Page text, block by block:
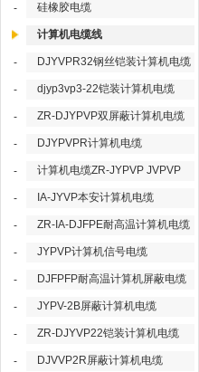
- 硅橡胶电缆
计算机电缆线
- DJYVPR32钢丝铠装计算机电缆
- djyp3vp3-22铠装计算机电缆
- ZR-DJYPVP双屏蔽计算机电缆
- DJYPVPR计算机电缆
- 计算机电缆ZR-JYPVP JVPVP
- IA-JYVP本安计算机电缆
- ZR-IA-DJFPE耐高温计算机电缆
- JYPVP计算机信号电缆
- DJFPFP耐高温计算机屏蔽电缆
- JYPV-2B屏蔽计算机电缆
- ZR-DJYVP22铠装计算机电缆
- DJVVP2R屏蔽计算机电缆